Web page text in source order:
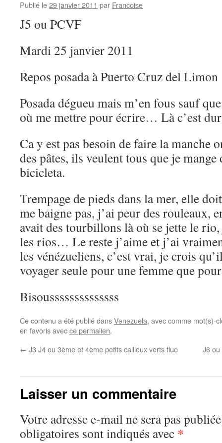
Publié le29 janvier 2011 par Francoise
J5 ou PCVF
Mardi 25 janvier 2011
Repos posada à Puerto Cruz del Limon
Posada dégueu mais m’en fous sauf
où me mettre pour écrire… Là c’est
Ca y est pas besoin de faire la manche
des pâtes, ils veulent tous que je mange
bicicleta.
Trempage de pieds dans la mer, elle
me baigne pas, j’ai peur des rouleaux,
avait des tourbillons là où se jette le
les rios… Le reste j’aime et j’ai
les vénézueliens, c’est vrai, je crois
voyager seule pour une femme que
Bisoussssssssssssss
Ce contenu a été publié dansVenezuela, avec comme mot(s)-
en favoris avecce permalien.
← J3 J4 ou 3ème et 4ème petits cailloux verts fluo J6
Laisser un commentaire
Votre adresse e-mail ne sera pas
obligatoires sont indiqués avec *